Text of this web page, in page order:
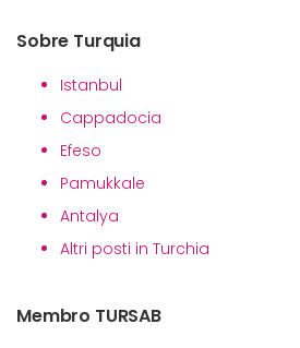
Sobre Turquia
Istanbul
Cappadocia
Efeso
Pamukkale
Antalya
Altri posti in Turchia
Membro TURSAB